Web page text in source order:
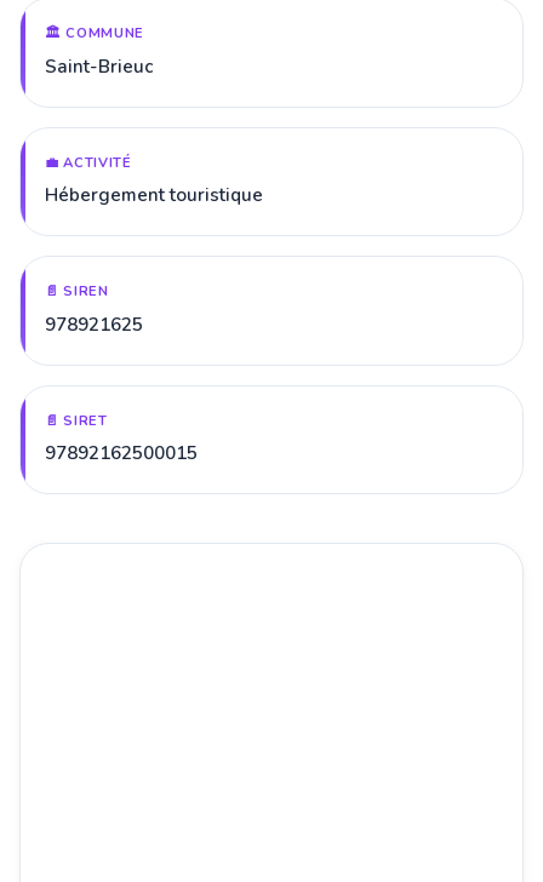
🏛️ COMMUNE
Saint-Brieuc
💼 ACTIVITÉ
Hébergement touristique
📄 SIREN
978921625
📄 SIRET
97892162500015